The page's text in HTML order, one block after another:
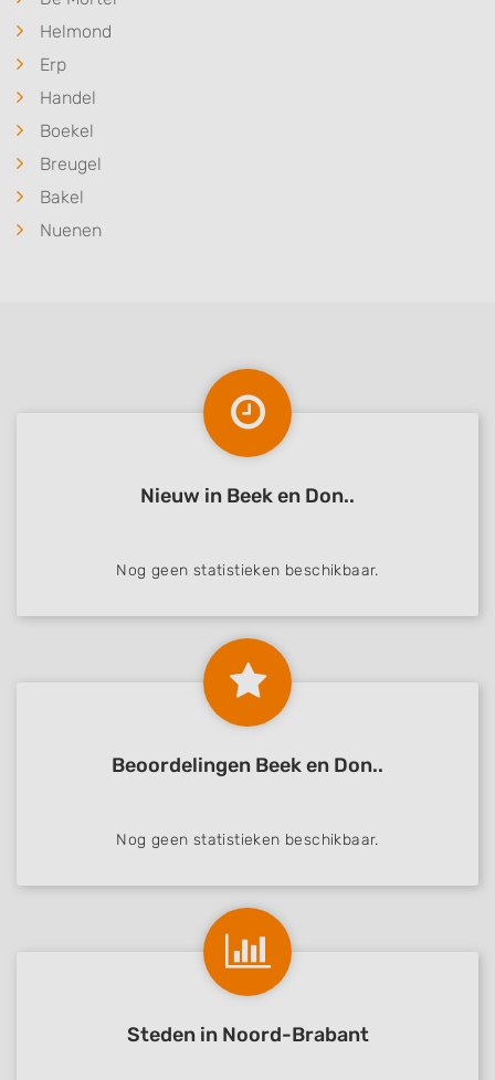
Helmond
Erp
Handel
Boekel
Breugel
Bakel
Nuenen
Nieuw in Beek en Don..
Nog geen statistieken beschikbaar.
Beoordelingen Beek en Don..
Nog geen statistieken beschikbaar.
Steden in Noord-Brabant